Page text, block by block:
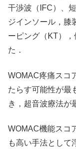
干渉波（IFC）、
ジインソール，膝
ーピング（KT）
た．
WOMAC疼痛スコ
たらす可能性が最
き，超音波療法が
WOMAC機能スコ
も高い手法として